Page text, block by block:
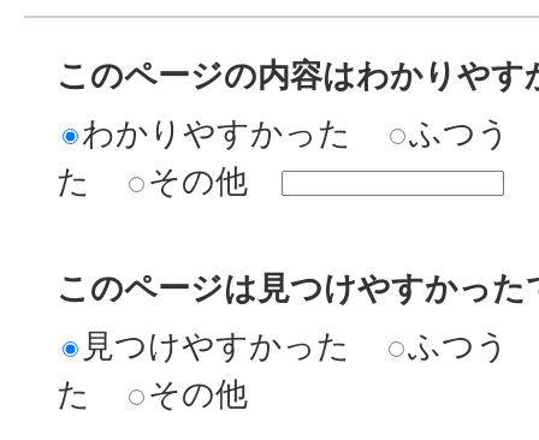
このページの内容はわかりやす
わかりやすかった
ふつう
た
その他
このページは見つけやすかった
見つけやすかった
ふつう
た
その他